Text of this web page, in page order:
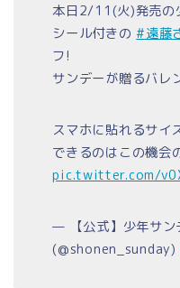
本日2/11(火)発売の
シール付きの#遠藤
フ!
サンデーが贈るバレ
スマホに貼れるサイ
できるのはこの機会
pic.twitter.com/
— 【公式】少年サン
(@shonen_sunday)